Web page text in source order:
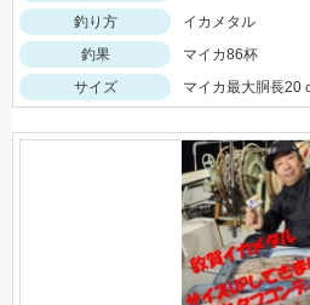
釣り方
イカメタル
釣果
マイカ86杯
サイズ
マイカ最大胴長20